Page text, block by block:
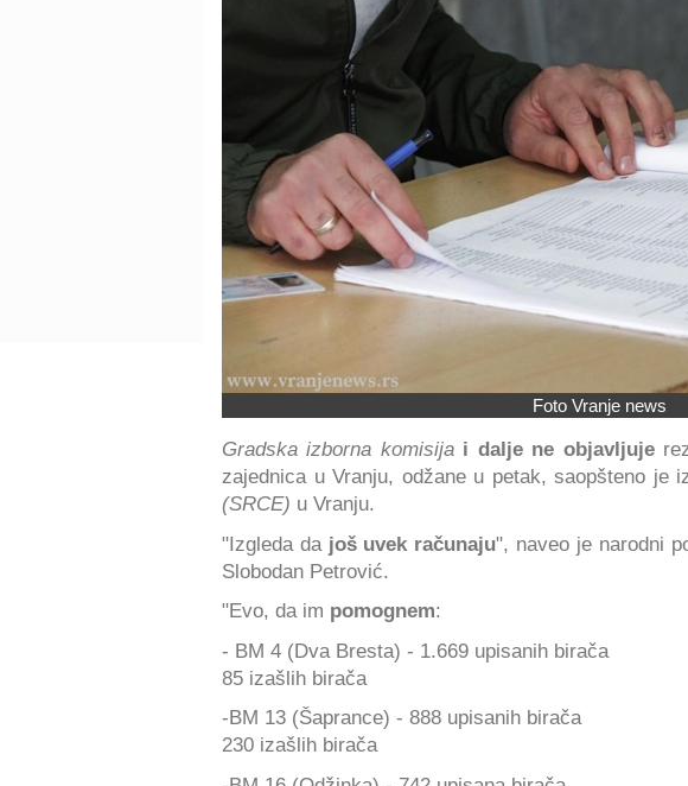
Foto Vranje news
Gradska izborna komisijai dalje ne objavljuje
zajednica u Vranju, odžane u petak, saopšteno je
(SRCE) u Vranju.
"Izgleda dajoš uvek računaju", naveo je narodni
Slobodan Petrović.
"Evo, da im pomognem:
- BM 4 (Dva Bresta) - 1.669 upisanih birača
85 izašlih birača
-BM 13 (Šaprance) - 888 upisanih birača
230 izašlih birača